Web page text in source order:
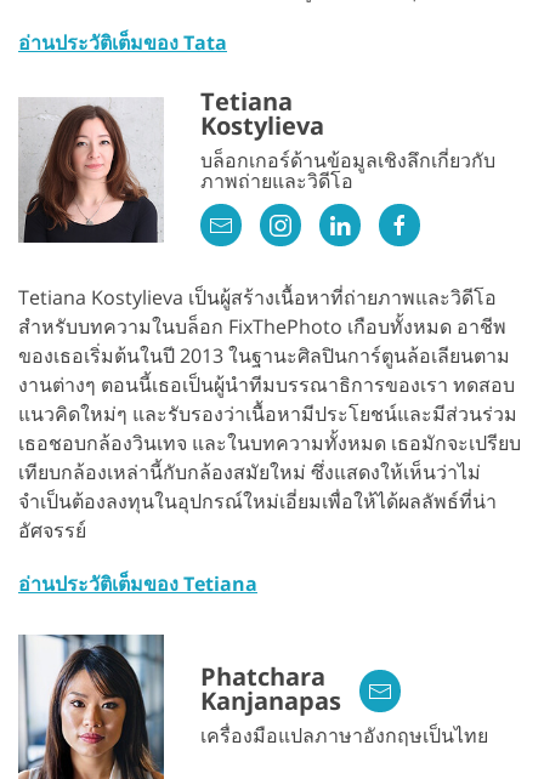
อ่านประวัติเต็มของ Tata
Tetiana
Kostylieva
บล็อกเกอร์ด้านข้อมูลเชิงลึกเกี่ยวกับ
ภาพถ่ายและวิดีโอ
Tetiana Kostylieva เป็นผู้สร้างเนื้อหาที่ถ่ายภาพและวิดีโอ
สำหรับบทความในบล็อก FixThePhoto เกือบทั้งหมด อาชีพ
ของเธอเริ่มต้นในปี 2013 ในฐานะศิลปินการ์ตูนล้อเลียนตาม
งานต่างๆ ตอนนี้เธอเป็นผู้นำทีมบรรณาธิการของเรา ทดสอบ
แนวคิดใหม่ๆ และรับรองว่าเนื้อหามีประโยชน์และมีส่วนร่วม
เธอชอบกล้องวินเทจ และในบทความทั้งหมด เธอมักจะเปรียบ
เทียบกล้องเหล่านี้กับกล้องสมัยใหม่ ซึ่งแสดงให้เห็นว่าไม่
จำเป็นต้องลงทุนในอุปกรณ์ใหม่เอี่ยมเพื่อให้ได้ผลลัพธ์ที่น่า
อัศจรรย์
อ่านประวัติเต็มของ Tetiana
Phatchara
Kanjanapas
เครื่องมือแปลภาษาอังกฤษเป็นไทย